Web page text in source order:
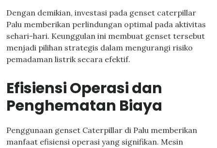
Dengan demikian, investasi pada genset caterpillar
Palu memberikan perlindungan optimal pada aktivitas
sehari-hari. Keunggulan ini membuat genset tersebut
menjadi pilihan strategis dalam mengurangi risiko
pemadaman listrik secara efektif.
Efisiensi Operasi dan
Penghematan Biaya
Penggunaan genset Caterpillar di Palu memberikan
manfaat efisiensi operasi yang signifikan. Mesin